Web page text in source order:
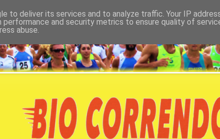
to deliver its services and to analyze traffic. Your IP
performance and security metrics to ensure quality of
abuse.